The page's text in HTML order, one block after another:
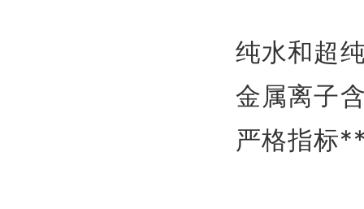
纯水和超
金属离子
严格指标